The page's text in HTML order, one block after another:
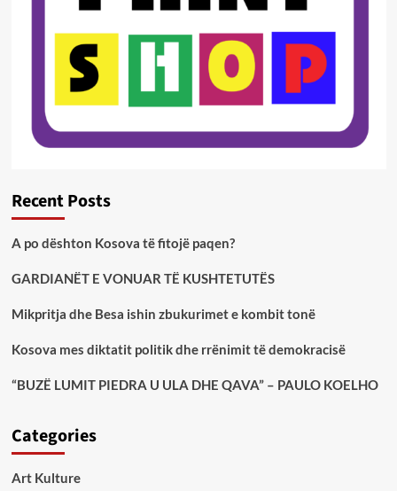
Recent Posts
A po dështon Kosova të fitojë paqen?
GARDIANËT E VONUAR TË KUSHTETUTËS
Mikpritja dhe Besa ishin zbukurimet e kombit tonë
Kosova mes diktatit politik dhe rrënimit të demokracisë
“BUZË LUMIT PIEDRA U ULA DHE QAVA” – PAULO KOELHO
Categories
Art Kulture